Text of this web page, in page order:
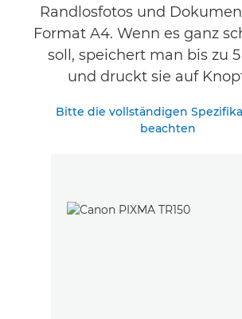
Randlosfotos und
Format A4. Wenn es ganz
soll, speichert man bis zu
und druckt sie auf
Bitte die vollständigen
beachten